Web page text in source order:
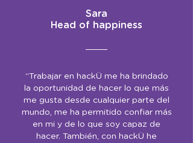
Sara
Head of happiness
“Trabajar en hackÜ me ha brindado
la oportunidad de hacer lo que más
me gusta desde cualquier parte del
mundo, me ha permitido confiar más
en mi y de lo que soy capaz de
hacer. También, con hackÜ he